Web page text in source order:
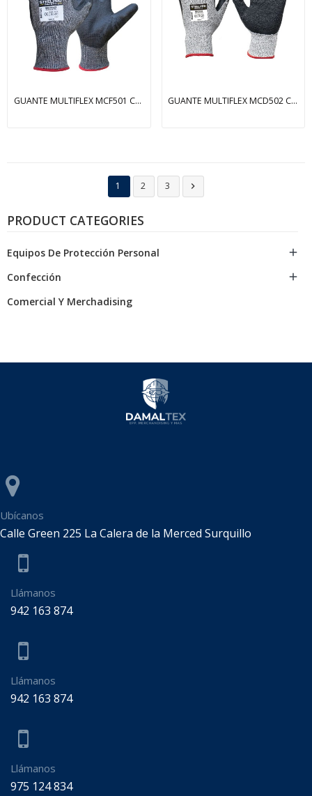
PRODUCT CATEGORIES
Equipos De Protección Personal 
Confección 
Comercial Y Merchadising
GUANTE MULTIFLEX MCF501 CUT-5 NIVEL F PU GRIS/... GUANTE MULTIFLEX MCD502 CUT-5 NIVEL D LATEX...
1 2 3 
Ubícanos
Calle Green 225 La Calera de la Merced Surquillo
Llámanos
942 163 874
Llámanos
942 163 874
Llámanos
975 124 834